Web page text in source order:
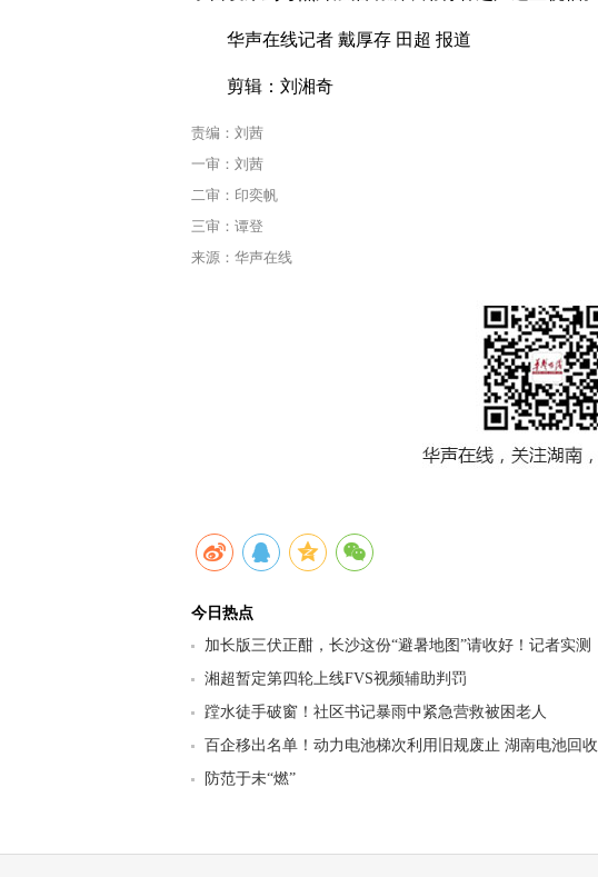
华声在线记者 戴厚存 田超 报道
剪辑：刘湘奇
责编：刘茜
一审：刘茜
二审：印奕帆
三审：谭登
来源：华声在线
今日热点
加长版三伏正酣，长沙这份“避暑地图”请收好！记者实测
九区县（市）清凉坐标
湘超暂定第四轮上线FVS视频辅助判罚
蹚水徒手破窗！社区书记暴雨中紧急营救被困老人
百企移出名单！动力电池梯次利用旧规废止 湖南电池回收
行业迎来强监管洗牌
防范于未“燃”